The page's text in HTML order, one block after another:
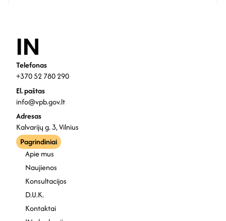
Telefonas
+370 52 780 290
El. paštas
info@vpb.gov.lt
Adresas
Kalvarijų g. 3, Vilnius
Pagrindiniai
Apie mus
Naujienos
Konsultacijos
D.U.K.
Kontaktai